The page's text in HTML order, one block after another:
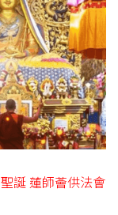
誕 蓮師薈供法會